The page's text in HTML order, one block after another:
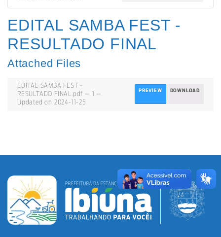
EDITAL SAMBA FEST -
RESULTADO FINAL
Attached Files
EDITAL SAMBA FEST -
RESULTADO FINAL.pdf — 1 —
Updated on 2024-11-25
PREVIEW DOWNLOAD